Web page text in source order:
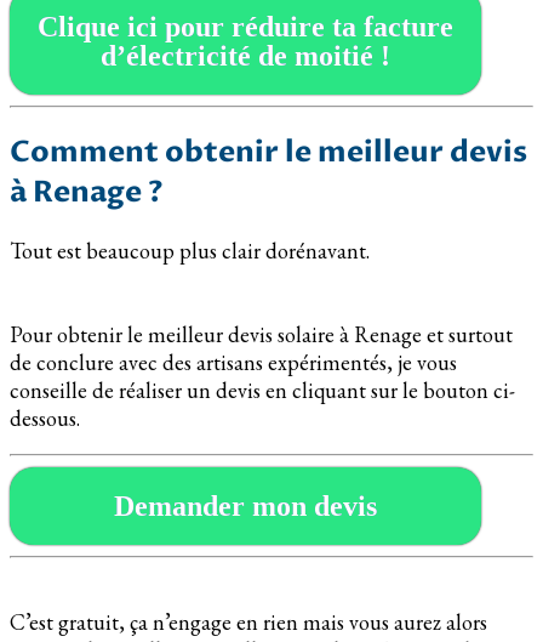
Clique ici pour réduire ta facture
d’électricité de moitié !
Comment obtenir le meilleur devis
à Renage ?
Tout est beaucoup plus clair dorénavant.
Pour obtenir le meilleur devis solaire à Renage et surtout
de conclure avec des artisans expérimentés, je vous
conseille de réaliser un devis en cliquant sur le bouton ci-
dessous.
Demander mon devis
C’est gratuit, ça n’engage en rien mais vous aurez alors